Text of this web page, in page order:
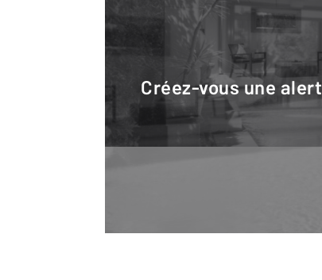
Créez-vous une alerte mail pour être averti quand une annonce est en ligne et consultez la